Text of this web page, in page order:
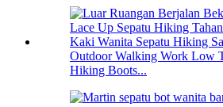
Outdoor Walking Work Low
Hiking Boots...